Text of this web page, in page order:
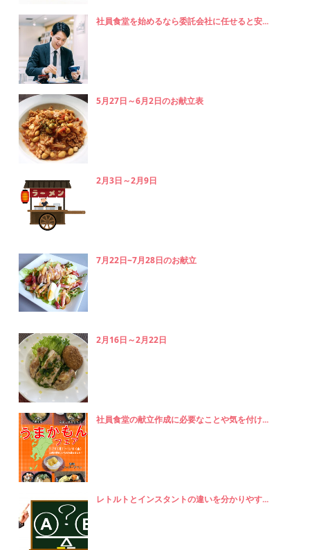
社員食堂を始めるなら委託会社に任せると安...
5月27日～6月2日のお献立表
2月3日～2月9日
7月22日~7月28日のお献立
2月16日～2月22日
社員食堂の献立作成に必要なことや気を付け...
レトルトとインスタントの違いを分かりやす...